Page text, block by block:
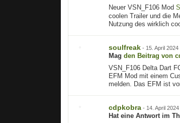
Neuer VSN_F106 Mod
coolen Trailer und die
Nutzung des wirklich
soulfreak- 15. April 2024
Mag den Beitrag von
VSN_F106 Delta Dart
EFM Mod mit einem
melden. Das EFM ist
cdpkobra- 14. April 2024
Hat eine Antwort im